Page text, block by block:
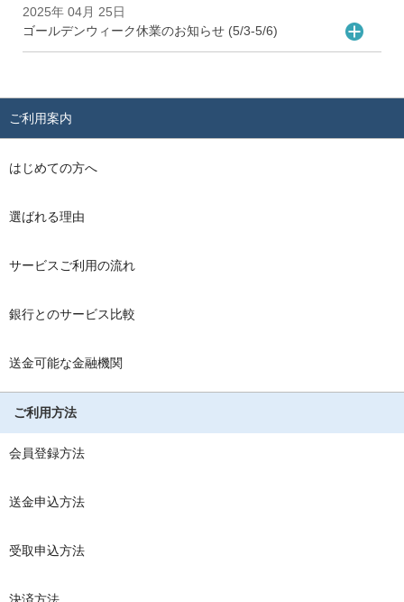
2025年 04月 25日
ゴールデンウィーク休業のお知らせ (5/3-5/6)
ご利用案内
はじめての方へ
選ばれる理由
サービスご利用の流れ
銀行とのサービス比較
送金可能な金融機関
ご利用方法
会員登録方法
送金申込方法
受取申込方法